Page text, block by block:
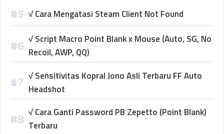
√ Cara Mengatasi Steam Client Not Found
√ Script Macro Point Blank x Mouse (Auto, SG, No
Recoil, AWP, QQ)
√ Sensitivitas Kopral Jono Asli Terbaru FF Auto
Headshot
√ Cara Ganti Password PB Zepetto (Point Blank)
Terbaru